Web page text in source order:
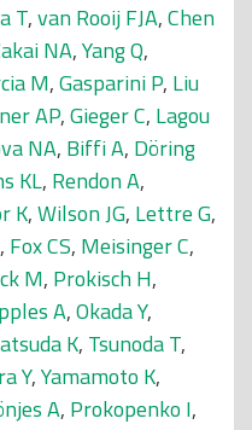
T,van Rooij FJA,Chen
NA,Yang Q,
M,Gasparini P, Liu
AP,Gieger C, Lagou
NA, Biffi A, Döring
KL, Rendon A,
K,Wilson JG, Lettre G,
, Fox CS, Meisinger C,
M, Prokisch H,
A,Okada Y,
K, Tsunoda T,
Y,Yamamoto K,
A, Prokopenko I,